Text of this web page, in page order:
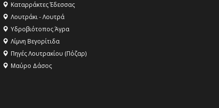
Καταρράκτες Έδεσσας
Λουτράκι - Λουτρά
Υδροβιότοπος Άγρα
Λίμνη Βεγορίτιδα
Πηγές Λουτρακίου (Πόζαρ)
Μαύρο Δάσος